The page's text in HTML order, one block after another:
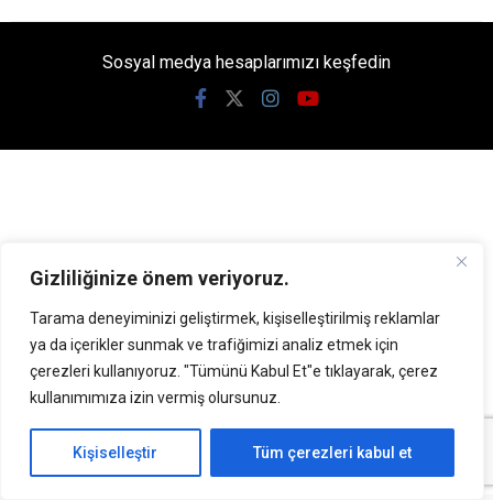
Gizliliğinize önem veriyoruz.
Tarama deneyiminizi geliştirmek, kişiselleştirilmiş reklamlar
ya da içerikler sunmak ve trafiğimizi analiz etmek için
çerezleri kullanıyoruz. "Tümünü Kabul Et"e tıklayarak, çerez
kullanımımıza izin vermiş olursunuz.
Kişiselleştir Tüm çerezleri kabul et
Sosyal medya hesaplarımızı keşfedin
KATEGORİLER
KAMU